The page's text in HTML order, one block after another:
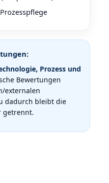
Prozess und
Bewertungen
externalen
dadurch bleibt die
getrennt.